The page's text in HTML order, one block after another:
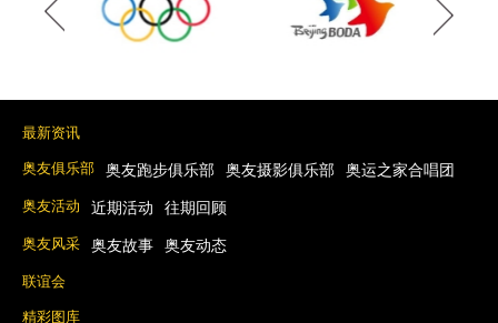
最新资讯
奥友俱乐部 奥友跑步俱乐部 奥友摄影俱乐部 奥运之家合唱团
奥友活动 近期活动 往期回顾
奥友风采 奥友故事 奥友动态
联谊会
精彩图库